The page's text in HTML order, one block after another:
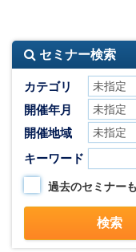
セミナー検索
カテゴリ
開催年月
開催地域
キーワード
過去のセミナー